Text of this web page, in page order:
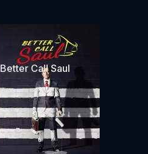
Better Call Saul